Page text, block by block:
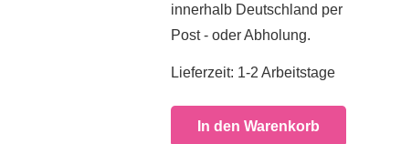
innerhalb Deutschland per
Post - oder Abholung.
Lieferzeit: 1-2 Arbeitstage
In den Warenkorb